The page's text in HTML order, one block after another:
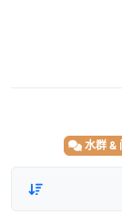
水群 &